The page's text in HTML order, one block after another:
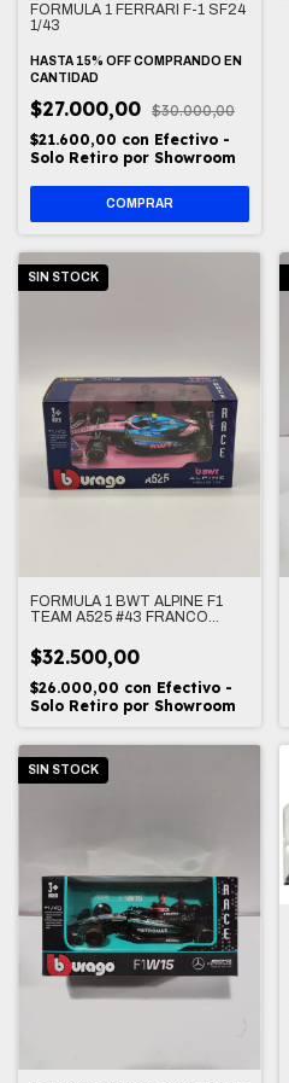
FORMULA 1 FERRARI F-1 SF24
1/43
HASTA 15% OFFCOMPRANDO EN
CANTIDAD
$27.000,00 $30.000,00
$21.600,00 con Efectivo -
Solo Retiro por Showroom
COMPRAR
SIN STOCK
FORMULA 1 BWT ALPINE F1
TEAM A525 #43 FRANCO
$32.500,00
$26.000,00 con Efectivo -
Solo Retiro por Showroom
SIN STOCK